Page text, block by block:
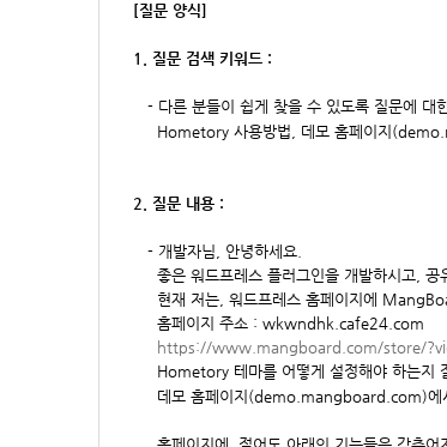
[질문 양식]
1. 질문 검색 키워드 :
- 다른 분들이 쉽게 찾을 수 있도록 질문에 대
Hometory 사용방법, 데모 홈페이지(
2. 질문 내용 :
- 개발자님, 안녕하세요.
좋은 워드프레스 플러그인을 개발하시고, 공
현재 저는, 워드프레스 홈페이지에
홈페이지 주소 : wkwndhk.cafe24.com
https://www.mangboard.com/store/
Hometory 테마를 어떻게 설정해야 하는지
데모 홈페이지(demo.mangboard.com)에